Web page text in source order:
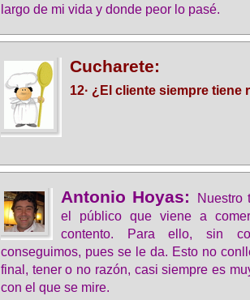
largo de mi vida y donde peor lo pasé.
Cucharete:
12· ¿El cliente siempre tiene
Antonio Hoyas:
Nuestro
el público que viene a
contento. Para ello, sin
conseguimos, pues se le da. Esto no
final, tener o no razón, casi siempre es
con el que se mire.